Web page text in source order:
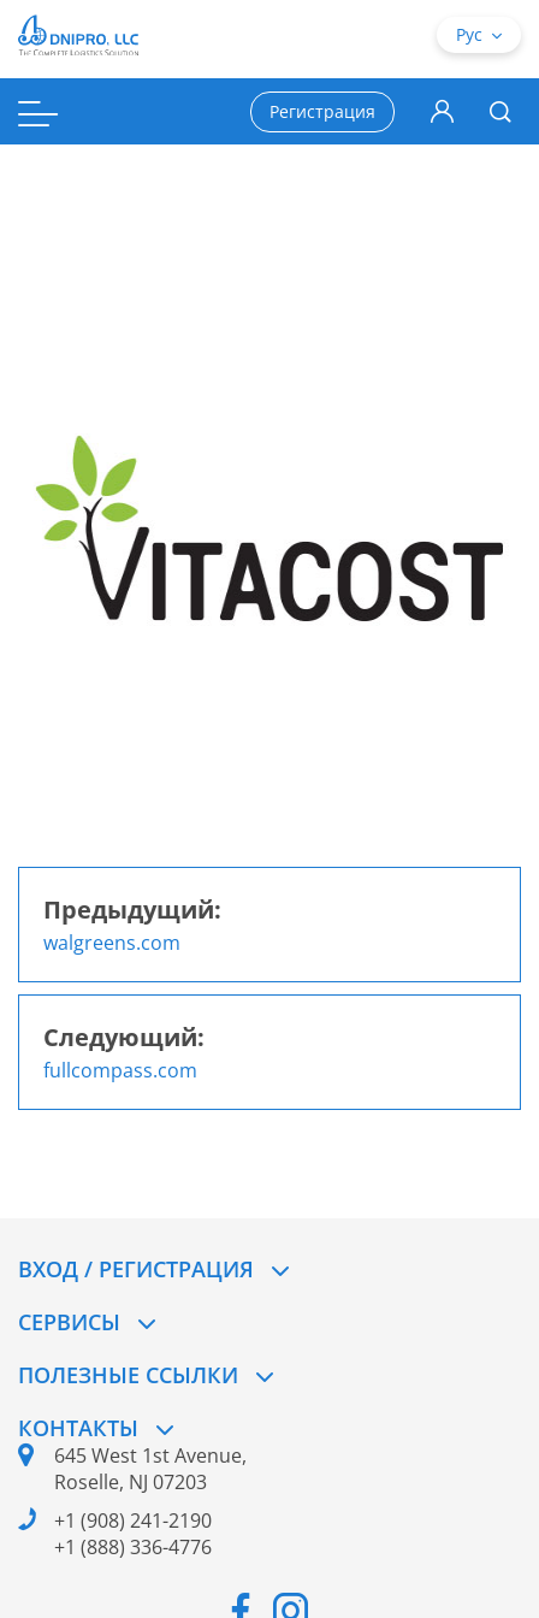
Навигация
по
записям
Предыдущий:
walgreens.com
Следующий:
fullcompass.com
Рус
Регистрация
ВХОД / РЕГИСТРАЦИЯ
СЕРВИСЫ
ПОЛЕЗНЫЕ ССЫЛКИ
КОНТАКТЫ
645 West 1st Avenue,
Roselle, NJ 07203
+1 (908) 241-2190
+1 (888) 336-4776